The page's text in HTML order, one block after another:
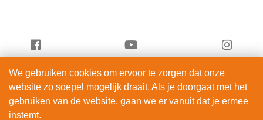
Vandaag Fietsen is onderdeel van
ServiceRight B.V. | KVK 90914872
We gebruiken cookies om ervoor te zorgen dat onze
website zo soepel mogelijk draait. Als je doorgaat met het
gebruiken van de website, gaan we er vanuit dat je ermee
instemt.